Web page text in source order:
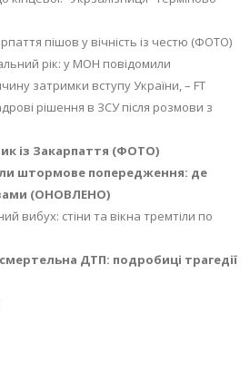
пішов у вічність із честю (ФОТО)
рік: у МОН повідомили
затримки вступу України, – FT
рішення в ЗСУ після розмови з
із Закарпаття (ФОТО)
штормове попередження: де
(ОНОВЛЕНО)
вибух: стіни та вікна тремтіли по
ДТП: подробиці трагедії